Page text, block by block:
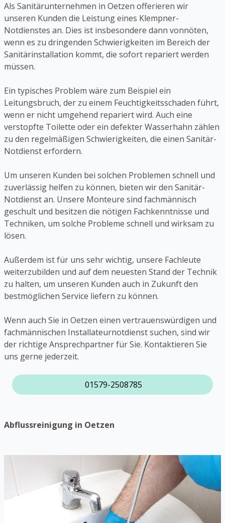
Als Sanitärunternehmen in Oetzen offerieren wir
unseren Kunden die Leistung eines Klempner-
Notdienstes an. Dies ist insbesondere dann vonnöten,
wenn es zu dringenden Schwierigkeiten im Bereich der
Sanitärinstallation kommt, die sofort repariert werden
müssen.
Ein typisches Problem wäre zum Beispiel ein
Leitungsbruch, der zu einem Feuchtigkeitsschaden führt,
wenn er nicht umgehend repariert wird. Auch eine
verstopfte Toilette oder ein defekter Wasserhahn zählen
zu den regelmäßigen Schwierigkeiten, die einen Sanitär-
Notdienst erfordern.
Um unseren Kunden bei solchen Problemen schnell und
zuverlässig helfen zu können, bieten wir den Sanitär-
Notdienst an. Unsere Monteure sind fachmännisch
geschult und besitzen die nötigen Fachkenntnisse und
Techniken, um solche Probleme schnell und wirksam zu
lösen.
Außerdem ist für uns sehr wichtig, unsere Fachleute
weiterzubilden und auf dem neuesten Stand der Technik
zu halten, um unseren Kunden auch in Zukunft den
bestmöglichen Service liefern zu können.
Wenn auch Sie in Oetzen einen vertrauenswürdigen und
fachmännischen Installateurnotdienst suchen, sind wir
der richtige Ansprechpartner für Sie. Kontaktieren Sie
uns gerne jederzeit.
01579-2508785
Abflussreinigung in Oetzen